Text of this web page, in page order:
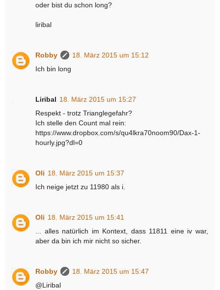
oder bist du schon long?
liribal
Robby
18. März 2015 um 15:12
Ich bin long
Liribal 18. März 2015 um 15:27
Respekt - trotz Trianglegefahr?
Ich stelle den Count mal rein:
https://www.dropbox.com/s/qu4lkra70noom90/Dax-1-
hourly.jpg?dl=0
Oli 18. März 2015 um 15:37
Ich neige jetzt zu 11980 als i.
Oli 18. März 2015 um 15:41
... alles natürlich im Kontext, dass 11811 eine iv war,
aber da bin ich mir nicht so sicher.
Robby
18. März 2015 um 15:47
@Liribal